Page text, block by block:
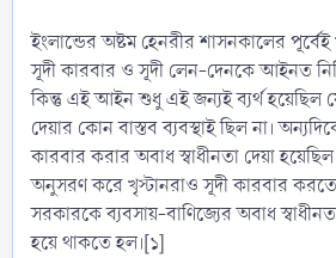
ইংলান্ডের অষ্টম হেনরীর শাসনকালের পূর্বেই
সূদী কারবার ও সূদী লেন-দেনকে আইনত
কিন্তু এই আইন শুধু এই জন্যই ব্যর্থ হয়েছিল
দেয়ার কোন বাস্তব ব্যবস্থাই ছিল না।
কারবার করার অবাধ স্বাধীনতা দেয়া
অনুসরণ করে খৃস্টানরাও সূদী কারবার
সরকারকে ব্যবসায়-বাণিজ্যের অবাধ স্বাধীনতা
হয়ে থাকতে হল।[১]